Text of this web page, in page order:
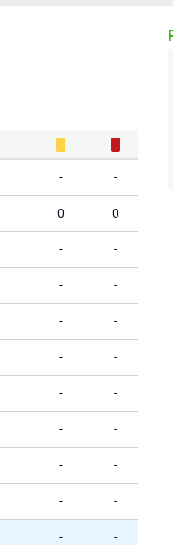
- -
0 0
- -
- -
- -
- -
- -
- -
- -
- -
- -